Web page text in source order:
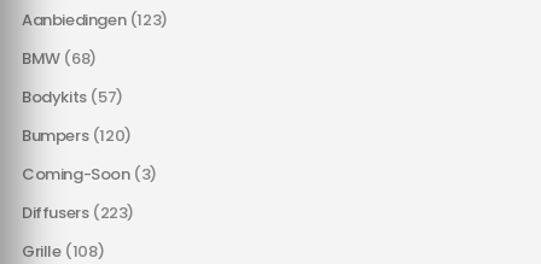
Aanbiedingen (123)
BMW (68)
Bodykits (57)
Bumpers (120)
Coming-Soon (3)
Diffusers (223)
Grille (108)